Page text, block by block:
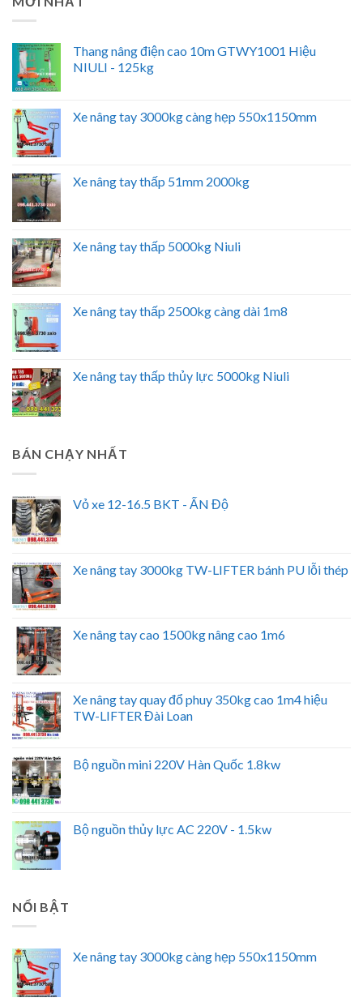
Thang nâng điện cao 10m GTWY1001 Hiệu
NIULI - 125kg
Xe nâng tay 3000kg càng hẹp 550x1150mm
Xe nâng tay thấp 51mm 2000kg
Xe nâng tay thấp 5000kg Niuli
Xe nâng tay thấp 2500kg càng dài 1m8
Xe nâng tay thấp thủy lực 5000kg Niuli
BÁN CHẠY NHẤT
Vỏ xe 12-16.5 BKT - ẤN Độ
Xe nâng tay 3000kg TW-LIFTER bánh PU lỗi thép
Xe nâng tay cao 1500kg nâng cao 1m6
Xe nâng tay quay đổ phuy 350kg cao 1m4 hiệu
TW-LIFTER Đài Loan
Bộ nguồn mini 220V Hàn Quốc 1.8kw
Bộ nguồn thủy lực AC 220V - 1.5kw
NỔI BẬT
Xe nâng tay 3000kg càng hẹp 550x1150mm